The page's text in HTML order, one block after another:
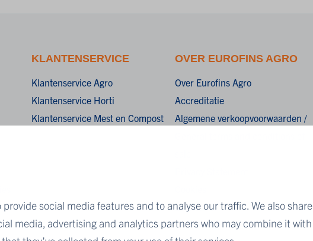
social media features and to analyse our traffic. We also share
media, advertising and analytics partners who may combine it with
KLANTENSERVICE
Klantenservice Agro
Klantenservice Horti
Klantenservice Mest en Compost
OVER EUROFINS AGRO
Over Eurofins Agro
Accreditatie
Algemene verkoopvoorwaarden /
Disclaimer